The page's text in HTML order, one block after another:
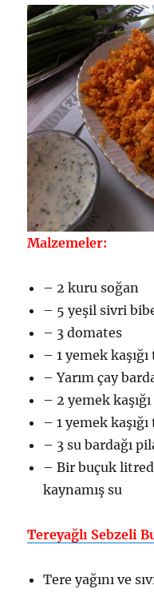
Malzemeler:
– 2 kuru soğan
– 5 yeşil sivri
– 3 domates
– 1 yemek kaşığı
– Yarım çay
– 2 yemek kaşığı
– 1 yemek kaşığı
– 3 su bardağı
– Bir buçuk
kaynamış su
Tereyağlı Sebzeli
Tere yağını ve